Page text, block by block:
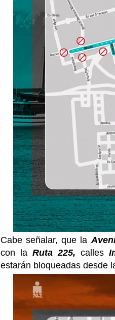
Cabe señalar, que la
con la Ruta 225, calles
estarán bloqueadas desde